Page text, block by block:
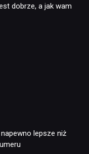
dobrze, a jak wam
lepsze niż